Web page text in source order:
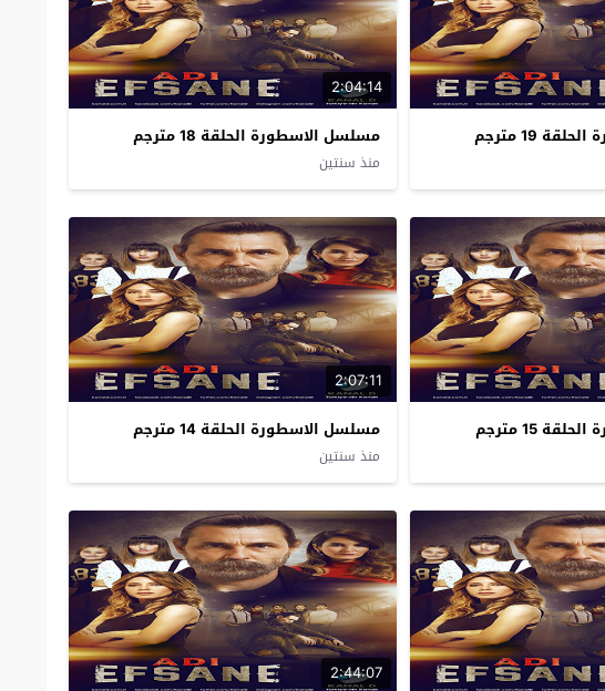
19 مترجم
2:04:14
مسلسل الاسطورة الحلقة 18 مترجم
منذ سنتين
15 مترجم
2:07:11
مسلسل الاسطورة الحلقة 14 مترجم
منذ سنتين
2:44:07